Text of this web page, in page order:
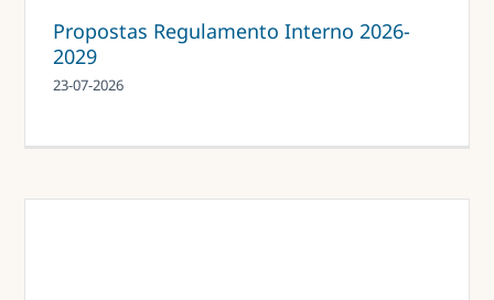
Propostas Regulamento Interno 2026-
2029
23-07-2026